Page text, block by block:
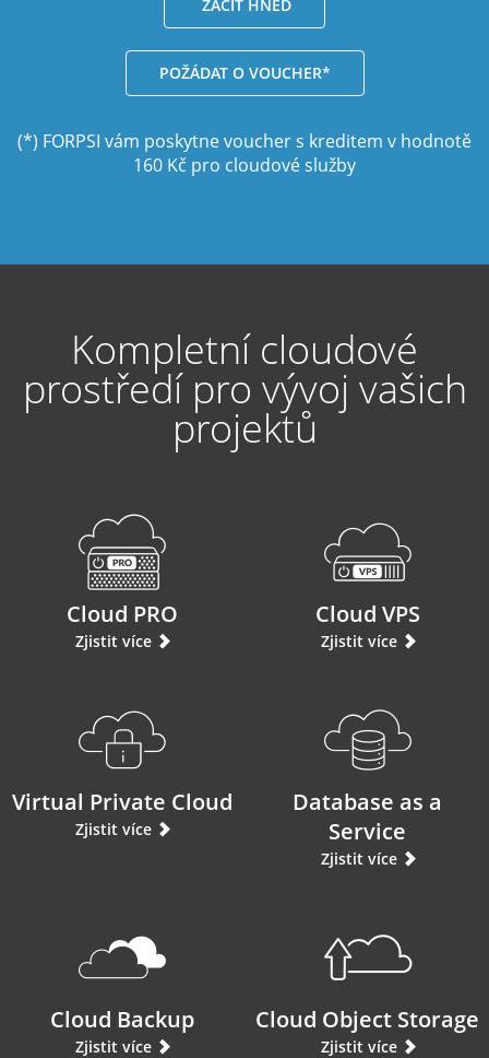
ZAČÍT HNED
POŽÁDAT O VOUCHER*
(*) FORPSI vám poskytne voucher s kreditem v hodnotě
160 Kč pro cloudové služby
Kompletní cloudové
prostředí pro vývoj vašich
projektů
Cloud PRO
Zjistit více
Cloud VPS
Zjistit více
Virtual Private Cloud
Zjistit více
Database as a
Service
Zjistit více
Cloud Backup
Zjistit více
Cloud Object Storage
Zjistit více